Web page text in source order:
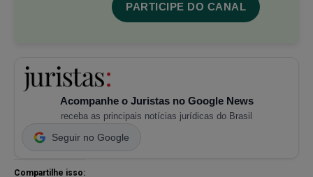
PARTICIPE DO CANAL
Acompanhe o Juristas no Google News
receba as principais notícias jurídicas do Brasil
Seguir no Google
Compartilhe isso: